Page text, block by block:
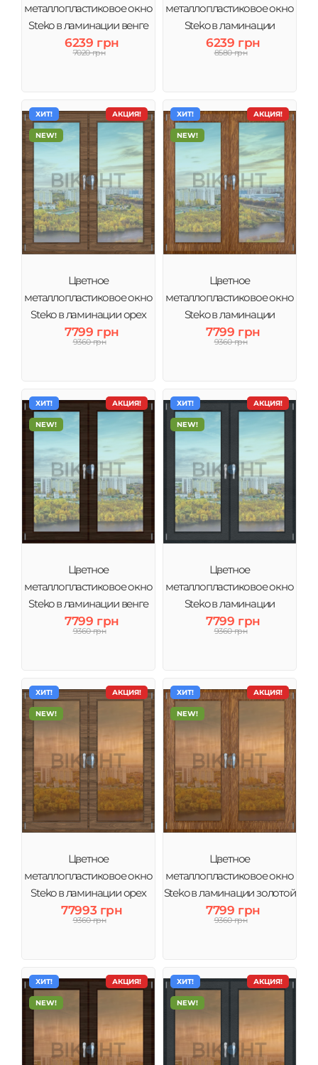
металлопластиковое окно
Steko в ламинации венге
6239 грн
7020 грн
металлопластиковое окно
Steko в ламинации
Антрацит
6239 грн
8580 грн
АКЦИЯ!
ХИТ!
NEW!
Цветное
металлопластиковое окно
Steko в ламинации орех
тонировка зеркало
7799 грн
9360 грн
АКЦИЯ!
ХИТ!
NEW!
Цветное
металлопластиковое окно
Steko в ламинации
золотый дуб тонировка
зеркало
7799 грн
9360 грн
АКЦИЯ!
ХИТ!
NEW!
Цветное
металлопластиковое окно
Steko в ламинации венге
тонировка зеркало
7799 грн
9360 грн
АКЦИЯ!
ХИТ!
NEW!
Цветное
металлопластиковое окно
Steko в ламинации
Антрацит тонировка
зеркало
7799 грн
9360 грн
АКЦИЯ!
ХИТ!
NEW!
Цветное
металлопластиковое окно
Steko в ламинации орех
тонировка бронза
77993 грн
9360 грн
АКЦИЯ!
ХИТ!
NEW!
Цветное
металлопластиковое окно
Steko в ламинации золотой
дуб тонировка бронза
7799 грн
9360 грн
АКЦИЯ!
ХИТ!
NEW!
АКЦИЯ!
ХИТ!
NEW!